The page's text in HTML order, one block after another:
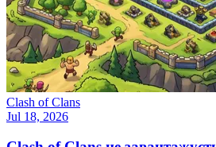
Clash of Clans
Jul 18, 2026